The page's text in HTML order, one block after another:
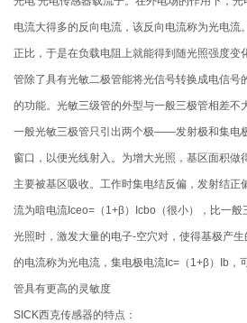
电流大得多的反向电流，该反向电流称为光电流
正比，于是在负载电阻上就能得到随光照强度变
管除了具有光敏二极管能将光信号转换成电信号
的功能。光敏三级管的外型与一般三极管相差不
一般光敏三极管只引出两个极——发射极和集电
窗口，以便光线射入。为增大光照，基区面积做
主要被基区吸收。工作时集电结反偏，发射结正
流为暗电流Iceo=（1+β）Icbo（很小），比一
光照时，激发大量的电子-空穴对，使得基极产
的电流称为光电流，集电极电流Ic=（1+β）Ib，
管具有更高的灵敏度
SICK西克传感器的特点：